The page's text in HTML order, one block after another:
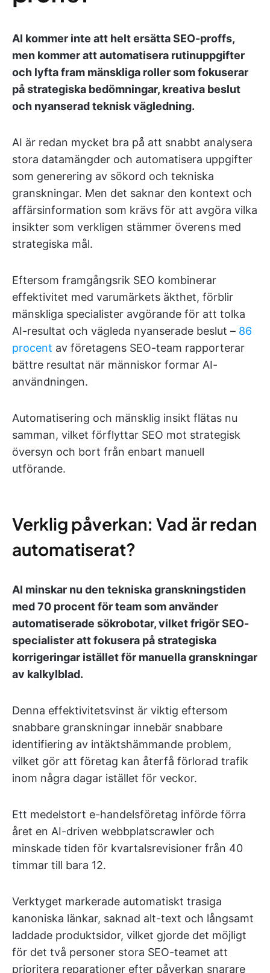
AI kommer inte att helt ersätta SEO-proffs,
men kommer att automatisera rutinuppgifter
och lyfta fram mänskliga roller som fokuserar
på strategiska bedömningar, kreativa beslut
och nyanserad teknisk vägledning.
AI är redan mycket bra på att snabbt analysera
stora datamängder och automatisera uppgifter
som generering av sökord och tekniska
granskningar. Men det saknar den kontext och
affärsinformation som krävs för att avgöra vilka
insikter som verkligen stämmer överens med
strategiska mål.
Eftersom framgångsrik SEO kombinerar
effektivitet med varumärkets äkthet, förblir
mänskliga specialister avgörande för att tolka
AI-resultat och vägleda nyanserade beslut – 86
procent av företagens SEO-team rapporterar
bättre resultat när människor formar AI-
användningen.
Automatisering och mänsklig insikt flätas nu
samman, vilket förflyttar SEO mot strategisk
översyn och bort från enbart manuell
utförande.
Verklig påverkan: Vad är redan
automatiserat?
AI minskar nu den tekniska granskningstiden
med 70 procent för team som använder
automatiserade sökrobotar, vilket frigör SEO-
specialister att fokusera på strategiska
korrigeringar istället för manuella granskningar
av kalkylblad.
Denna effektivitetsvinst är viktig eftersom
snabbare granskningar innebär snabbare
identifiering av intäktshämmande problem,
vilket gör att företag kan återfå förlorad trafik
inom några dagar istället för veckor.
Ett medelstort e-handelsföretag införde förra
året en AI-driven webbplatscrawler och
minskade tiden för kvartalsrevisioner från 40
timmar till bara 12.
Verktyget markerade automatiskt trasiga
kanoniska länkar, saknad alt-text och långsamt
laddade produktsidor, vilket gjorde det möjligt
för det två personer stora SEO-teamet att
prioritera reparationer efter påverkan snarare